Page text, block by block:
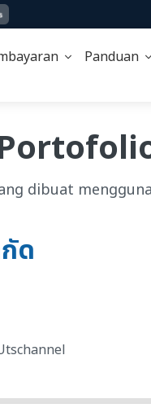
Panduan
dibuat
ด
Utschannel